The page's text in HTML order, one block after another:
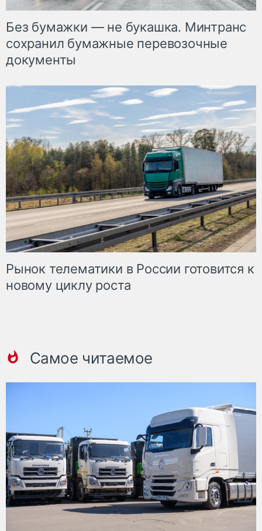
Без бумажки — не букашка. Минтранс
сохранил бумажные перевозочные
документы
Рынок телематики в России готовится к
новому циклу роста
Самое читаемое